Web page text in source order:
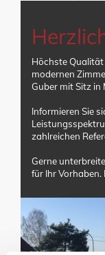
Höchste
modernen
Guber mit Sitz in
Informieren Sie
zahlreichen
Gerne
für Ihr Vorhaben.